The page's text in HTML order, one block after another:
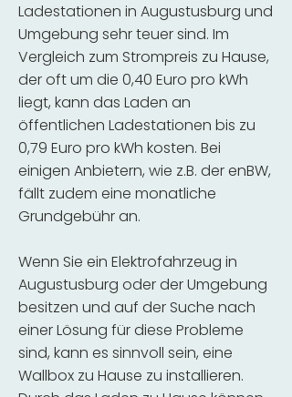
Ladestationen in Augustusburg und
Umgebung sehr teuer sind. Im
Vergleich zum Strompreis zu Hause,
der oft um die 0,40 Euro pro kWh
liegt, kann das Laden an
öffentlichen Ladestationen bis zu
0,79 Euro pro kWh kosten. Bei
einigen Anbietern, wie z.B. der enBW,
fällt zudem eine monatliche
Grundgebühr an.
Wenn Sie ein Elektrofahrzeug in
Augustusburg oder der Umgebung
besitzen und auf der Suche nach
einer Lösung für diese Probleme
sind, kann es sinnvoll sein, eine
Wallbox zu Hause zu installieren.